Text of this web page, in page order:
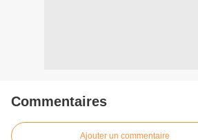
Commentaires
Ajouter un commentaire